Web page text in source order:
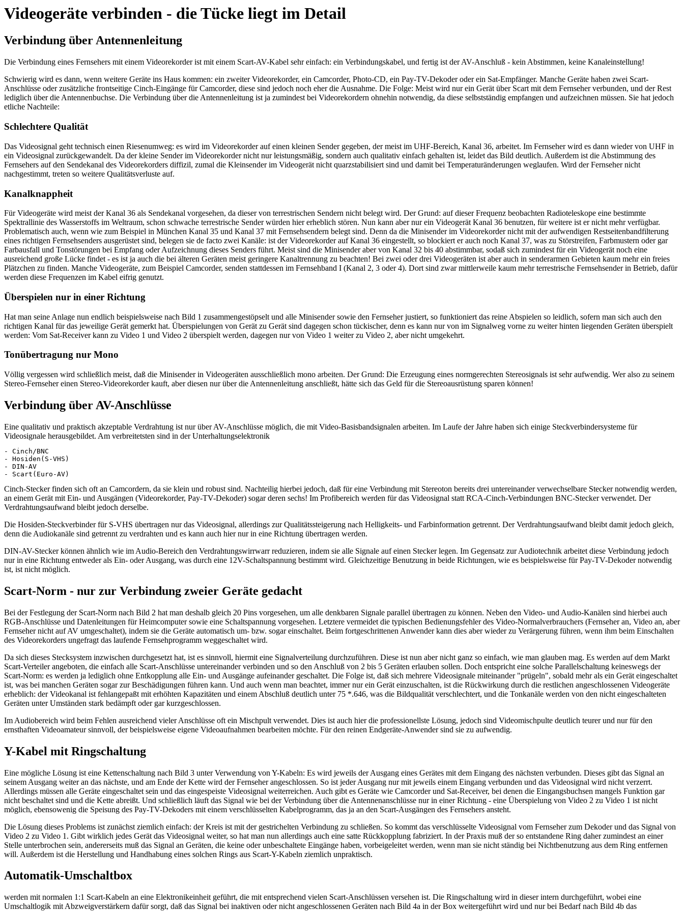
Videogeräte verbinden - die Tücke liegt im Detail
Verbindung über Antennenleitung
Die Verbindung eines Fernsehers mit einem Videorekorder ist mit einem Scart-AV-Kabel sehr einfach: ein Verbindungskabel, und fertig ist der AV-Anschluß - kein Abstimmen, keine Kanaleinstellung!
Schwierig wird es dann, wenn weitere Geräte ins Haus kommen: ein zweiter Videorekorder, ein Camcorder, Photo-CD, ein Pay-TV-Dekoder oder ein Sat-Empfänger. Manche Geräte haben zwei Scart-
Anschlüsse oder zusätzliche frontseitige Cinch-Eingänge für Camcorder, diese sind jedoch noch eher die Ausnahme. Die Folge: Meist wird nur ein Gerät über Scart mit dem Fernseher verbunden, und der Rest
lediglich über die Antennenbuchse. Die Verbindung über die Antennenleitung ist ja zumindest bei Videorekordern ohnehin notwendig, da diese selbstständig empfangen und aufzeichnen müssen. Sie hat jedoch
etliche Nachteile:
Schlechtere Qualität
Das Videosignal geht technisch einen Riesenumweg: es wird im Videorekorder auf einen kleinen Sender gegeben, der meist im UHF-Bereich, Kanal 36, arbeitet. Im Fernseher wird es dann wieder von UHF in
ein Videosignal zurückgewandelt. Da der kleine Sender im Videorekorder nicht nur leistungsmäßig, sondern auch qualitativ einfach gehalten ist, leidet das Bild deutlich. Außerdem ist die Abstimmung des
Fernsehers auf den Sendekanal des Videorekorders diffizil, zumal die Kleinsender im Videogerät nicht quarzstabilisiert sind und damit bei Temperaturänderungen weglaufen. Wird der Fernseher nicht
nachgestimmt, treten so weitere Qualitätsverluste auf.
Kanalknappheit
Für Videogeräte wird meist der Kanal 36 als Sendekanal vorgesehen, da dieser von terrestrischen Sendern nicht belegt wird. Der Grund: auf dieser Frequenz beobachten Radioteleskope eine bestimmte
Spektrallinie des Wasserstoffs im Weltraum, schon schwache terrestrische Sender würden hier erheblich stören. Nun kann aber nur ein Videogerät Kanal 36 benutzen, für weitere ist er nicht mehr verfügbar.
Problematisch auch, wenn wie zum Beispiel in München Kanal 35 und Kanal 37 mit Fernsehsendern belegt sind. Denn da die Minisender im Videorekorder nicht mit der aufwendigen Restseitenbandfilterung
eines richtigen Fernsehsenders ausgerüstet sind, belegen sie de facto zwei Kanäle: ist der Videorekorder auf Kanal 36 eingestellt, so blockiert er auch noch Kanal 37, was zu Störstreifen, Farbmustern oder gar
Farbausfall und Tonstörungen bei Empfang oder Aufzeichnung dieses Senders führt. Meist sind die Minisender aber von Kanal 32 bis 40 abstimmbar, sodaß sich zumindest für ein Videogerät noch eine
ausreichend große Lücke findet - es ist ja auch die bei älteren Geräten meist geringere Kanaltrennung zu beachten! Bei zwei oder drei Videogeräten ist aber auch in senderarmen Gebieten kaum mehr ein freies
Plätzchen zu finden. Manche Videogeräte, zum Beispiel Camcorder, senden stattdessen im Fernsehband I (Kanal 2, 3 oder 4). Dort sind zwar mittlerweile kaum mehr terrestrische Fernsehsender in Betrieb, dafür
werden diese Frequenzen im Kabel eifrig genutzt.
Überspielen nur in einer Richtung
Hat man seine Anlage nun endlich beispielsweise nach Bild 1 zusammengestöpselt und alle Minisender sowie den Fernseher justiert, so funktioniert das reine Abspielen so leidlich, sofern man sich auch den
richtigen Kanal für das jeweilige Gerät gemerkt hat. Überspielungen von Gerät zu Gerät sind dagegen schon tückischer, denn es kann nur von im Signalweg vorne zu weiter hinten liegenden Geräten überspielt
werden: Vom Sat-Receiver kann zu Video 1 und Video 2 überspielt werden, dagegen nur von Video 1 weiter zu Video 2, aber nicht umgekehrt.
Tonübertragung nur Mono
Völlig vergessen wird schließlich meist, daß die Minisender in Videogeräten ausschließlich mono arbeiten. Der Grund: Die Erzeugung eines normgerechten Stereosignals ist sehr aufwendig. Wer also zu seinem
Stereo-Fernseher einen Stereo-Videorekorder kauft, aber diesen nur über die Antennenleitung anschließt, hätte sich das Geld für die Stereoausrüstung sparen können!
Verbindung über AV-Anschlüsse
Eine qualitativ und praktisch akzeptable Verdrahtung ist nur über AV-Anschlüsse möglich, die mit Video-Basisbandsignalen arbeiten. Im Laufe der Jahre haben sich einige Steckverbindersysteme für
Videosignale herausgebildet. Am verbreitetsten sind in der Unterhaltungselektronik
- Cinch/BNC
- Hosiden(S-VHS)
- DIN-AV
- Scart(Euro-AV)
Cinch-Stecker finden sich oft an Camcordern, da sie klein und robust sind. Nachteilig hierbei jedoch, daß für eine Verbindung mit Stereoton bereits drei untereinander verwechselbare Stecker notwendig werden,
an einem Gerät mit Ein- und Ausgängen (Videorekorder, Pay-TV-Dekoder) sogar deren sechs! Im Profibereich werden für das Videosignal statt RCA-Cinch-Verbindungen BNC-Stecker verwendet. Der
Verdrahtungsaufwand bleibt jedoch derselbe.
Die Hosiden-Steckverbinder für S-VHS übertragen nur das Videosignal, allerdings zur Qualitätssteigerung nach Helligkeits- und Farbinformation getrennt. Der Verdrahtungsaufwand bleibt damit jedoch gleich,
denn die Audiokanäle sind getrennt zu verdrahten und es kann auch hier nur in eine Richtung übertragen werden.
DIN-AV-Stecker können ähnlich wie im Audio-Bereich den Verdrahtungswirrwarr reduzieren, indem sie alle Signale auf einen Stecker legen. Im Gegensatz zur Audiotechnik arbeitet diese Verbindung jedoch
nur in eine Richtung entweder als Ein- oder Ausgang, was durch eine 12V-Schaltspannung bestimmt wird. Gleichzeitige Benutzung in beide Richtungen, wie es beispielsweise für Pay-TV-Dekoder notwendig
ist, ist nicht möglich.
Scart-Norm - nur zur Verbindung zweier Geräte gedacht
Bei der Festlegung der Scart-Norm nach Bild 2 hat man deshalb gleich 20 Pins vorgesehen, um alle denkbaren Signale parallel übertragen zu können. Neben den Video- und Audio-Kanälen sind hierbei auch
RGB-Anschlüsse und Datenleitungen für Heimcomputer sowie eine Schaltspannung vorgesehen. Letztere vermeidet die typischen Bedienungsfehler des Video-Normalverbrauchers (Fernseher an, Video an, aber
Fernseher nicht auf AV umgeschaltet), indem sie die Geräte automatisch um- bzw. sogar einschaltet. Beim fortgeschrittenen Anwender kann dies aber wieder zu Verärgerung führen, wenn ihm beim Einschalten
des Videorekorders ungefragt das laufende Fernsehprogramm weggeschaltet wird.
Da sich dieses Stecksystem inzwischen durchgesetzt hat, ist es sinnvoll, hiermit eine Signalverteilung durchzuführen. Diese ist nun aber nicht ganz so einfach, wie man glauben mag. Es werden auf dem Markt
Scart-Verteiler angeboten, die einfach alle Scart-Anschlüsse untereinander verbinden und so den Anschluß von 2 bis 5 Geräten erlauben sollen. Doch entspricht eine solche Parallelschaltung keineswegs der
Scart-Norm: es werden ja lediglich ohne Entkopplung alle Ein- und Ausgänge aufeinander geschaltet. Die Folge ist, daß sich mehrere Videosignale miteinander "prügeln", sobald mehr als ein Gerät eingeschaltet
ist, was bei manchen Geräten sogar zur Beschädigungen führen kann. Und auch wenn man beachtet, immer nur ein Gerät einzuschalten, ist die Rückwirkung durch die restlichen angeschlossenen Videogeräte
erheblich: der Videokanal ist fehlangepaßt mit erhöhten Kapazitäten und einem Abschluß deutlich unter 75 *.646, was die Bildqualität verschlechtert, und die Tonkanäle werden von den nicht eingeschalteten
Geräten unter Umständen stark bedämpft oder gar kurzgeschlossen.
Im Audiobereich wird beim Fehlen ausreichend vieler Anschlüsse oft ein Mischpult verwendet. Dies ist auch hier die professionellste Lösung, jedoch sind Videomischpulte deutlich teurer und nur für den
ernsthaften Videoamateur sinnvoll, der beispielsweise eigene Videoaufnahmen bearbeiten möchte. Für den reinen Endgeräte-Anwender sind sie zu aufwendig.
Y-Kabel mit Ringschaltung
Eine mögliche Lösung ist eine Kettenschaltung nach Bild 3 unter Verwendung von Y-Kabeln: Es wird jeweils der Ausgang eines Gerätes mit dem Eingang des nächsten verbunden. Dieses gibt das Signal an
seinem Ausgang weiter an das nächste, und am Ende der Kette wird der Fernseher angeschlossen. So ist jeder Ausgang nur mit jeweils einem Eingang verbunden und das Videosignal wird nicht verzerrt.
Allerdings müssen alle Geräte eingeschaltet sein und das eingespeiste Videosignal weiterreichen. Auch gibt es Geräte wie Camcorder und Sat-Receiver, bei denen die Eingangsbuchsen mangels Funktion gar
nicht beschaltet sind und die Kette abreißt. Und schließlich läuft das Signal wie bei der Verbindung über die Antennenanschlüsse nur in einer Richtung - eine Überspielung von Video 2 zu Video 1 ist nicht
möglich, ebensowenig die Speisung des Pay-TV-Dekoders mit einem verschlüsselten Kabelprogramm, das ja an den Scart-Ausgängen des Fernsehers ansteht.
Die Lösung dieses Problems ist zunächst ziemlich einfach: der Kreis ist mit der gestrichelten Verbindung zu schließen. So kommt das verschlüsselte Videosignal vom Fernseher zum Dekoder und das Signal von
Video 2 zu Video 1. Gibt wirklich jedes Gerät das Videosignal weiter, so hat man nun allerdings auch eine satte Rückkopplung fabriziert. In der Praxis muß der so entstandene Ring daher zumindest an einer
Stelle unterbrochen sein, andererseits muß das Signal an Geräten, die keine oder unbeschaltete Eingänge haben, vorbeigeleitet werden, wenn man sie nicht ständig bei Nichtbenutzung aus dem Ring entfernen
will. Außerdem ist die Herstellung und Handhabung eines solchen Rings aus Scart-Y-Kabeln ziemlich unpraktisch.
Automatik-Umschaltbox
werden mit normalen 1:1 Scart-Kabeln an eine Elektronikeinheit geführt, die mit entsprechend vielen Scart-Anschlüssen versehen ist. Die Ringschaltung wird in dieser intern durchgeführt, wobei eine
Umschaltlogik mit Abzweigverstärkern dafür sorgt, daß das Signal bei inaktiven oder nicht angeschlossenen Geräten nach Bild 4a in der Box weitergeführt wird und nur bei Bedarf nach Bild 4b das